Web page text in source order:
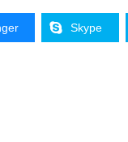
Skype